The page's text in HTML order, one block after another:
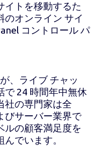
イトを移動するた
のオンライン サイ
コントロール パ
、ライブ チャッ
で 24 時間年中無休
社の専門家は全
びサーバー業界で
ルの顧客満足度を
でいます。